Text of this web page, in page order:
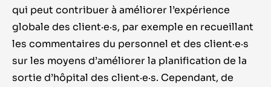
qui peut contribuer à améliorer l’expérience
globale des client·e·s, par exemple en recueillant
les commentaires du personnel et des client·e·s
sur les moyens d’améliorer la planification de la
sortie d’hôpital des client·e·s. Cependant, de